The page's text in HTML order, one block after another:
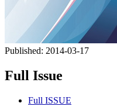
Published: 2014-03-17
Full Issue
Full ISSUE